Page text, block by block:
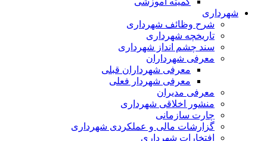
شهرداری
شرح وظائف شهرداری
تاریخچه شهرداری
سند چشم انداز شهرداری
معرفی شهرداران
معرفی شهرداران قبلی
معرفی شهردار فعلی
معرفی مدیران
منشور اخلاقی شهرداری
چارت سازمانی
گزارشات مالی و عملکردی شهرداری
افتخارات شهرداری